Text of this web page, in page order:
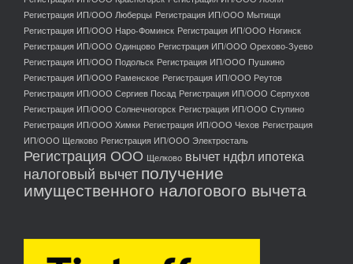
Регистрация ИП/ООО Люберцы Регистрация ИП/ООО Мытищи
Регистрация ИП/ООО Наро-Фоминск Регистрация ИП/ООО Ногинск
Регистрация ИП/ООО Одинцово Регистрация ИП/ООО Орехово-Зуево
Регистрация ИП/ООО Подольск Регистрация ИП/ООО Пушкино
Регистрация ИП/ООО Раменское Регистрация ИП/ООО Реутов
Регистрация ИП/ООО Сергиев Посад Регистрация ИП/ООО Серпухов
Регистрация ИП/ООО Солнечногорск Регистрация ИП/ООО Ступино
Регистрация ИП/ООО Химки Регистрация ИП/ООО Чехов Регистрация
ИП/ООО Щелково Регистрация ИП/ООО Электросталь
Регистрация ООО Щелково вычет ндфл ипотека
налоговый вычетполучение
имущественного налогового вычета